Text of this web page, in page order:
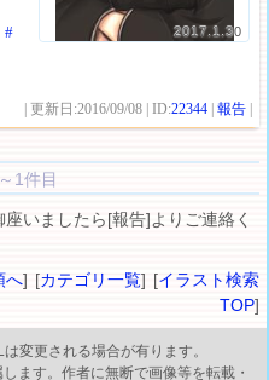
2017.1.30
#
| 更新日:2016/09/08 | ID:22344 |報告
1件目
いましたら[報告]よりご連絡く
へ] [カテゴリ一覧] [イラスト検索
TOP]
変更される場合が有ります。
ます。作者に無断で画像等を転載・